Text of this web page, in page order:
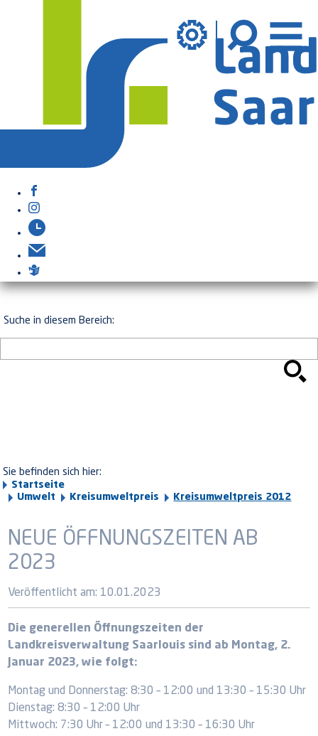
Suche in diesem Bereich:
Sie befinden sich hier:
Startseite
Umwelt
Kreisumweltpreis Kreisumweltpreis 2012
NEUE ÖFFNUNGSZEITEN AB
2023
Veröffentlicht am: 10.01.2023
Die generellen Öffnungszeiten der
Landkreisverwaltung Saarlouis sind ab Montag, 2.
Januar 2023, wie folgt:
Montag und Donnerstag: 8:30 – 12:00 und 13:30 – 15:30 Uhr
Dienstag: 8:30 – 12:00 Uhr
Mittwoch: 7:30 Uhr – 12:00 und 13:30 – 16:30 Uhr